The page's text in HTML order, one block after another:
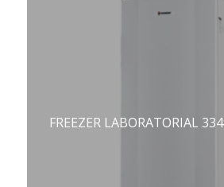
FREEZER LABORATORIAL